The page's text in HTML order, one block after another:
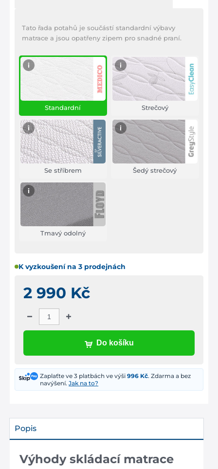
Tato řada potahů je součástí standardní výbavy
matrace a jsou opatřeny zipem pro snadné praní.
Standardní
i
Strečový
i
Se stříbrem
i
Šedý strečový
i
Tmavý odolný
i
K vyzkoušení na 3 prodejnách
2 990 Kč
Do košíku
Zaplaťte ve 3 platbách ve výši996 Kč. Zdarma a bez
navýšení.Jak na to?
Popis
Výhody skládací matrace